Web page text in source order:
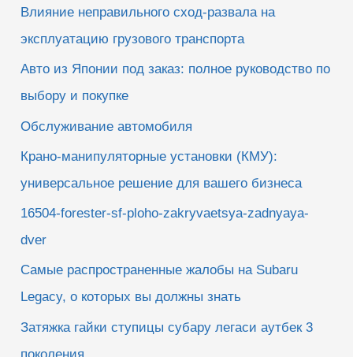
Влияние неправильного сход-развала на
эксплуатацию грузового транспорта
Авто из Японии под заказ: полное руководство по
выбору и покупке
Обслуживание автомобиля
Крано-манипуляторные установки (КМУ):
универсальное решение для вашего бизнеса
16504-forester-sf-ploho-zakryvaetsya-zadnyaya-
dver
Самые распространенные жалобы на Subaru
Legacy, о которых вы должны знать
Затяжка гайки ступицы субару легаси аутбек 3
поколения